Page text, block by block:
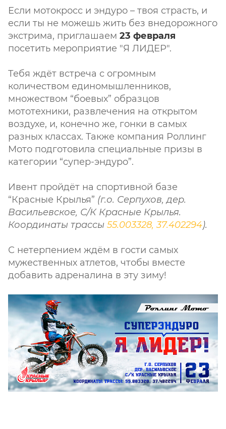
Если мотокросс и эндуро – твоя страсть, и
если ты не можешь жить без внедорожного
экстрима, приглашаем 23 февраля
посетить мероприятие "Я ЛИДЕР".
Тебя ждёт встреча с огромным
количеством единомышленников,
множеством “боевых” образцов
мототехники, развлечения на открытом
воздухе, и, конечно же, гонки в самых
разных классах. Также компания Роллинг
Мото подготовила специальные призы в
категории “супер-эндуро”.
Ивент пройдёт на спортивной базе
“Красные Крылья” (г.о. Серпухов, дер.
Васильевское, С/К Красные Крылья.
Координаты трассы 55.003328, 37.402294).
С нетерпением ждём в гости самых
мужественных атлетов, чтобы вместе
добавить адреналина в эту зиму!